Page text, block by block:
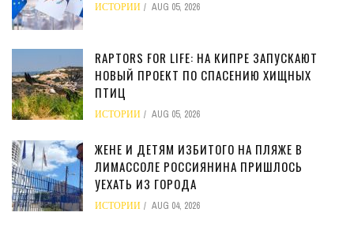
ИСТОРИИ AUG 05, 2026
RAPTORS FOR LIFE: НА КИПРЕ ЗАПУСКАЮТ
НОВЫЙ ПРОЕКТ ПО СПАСЕНИЮ ХИЩНЫХ
ПТИЦ
ИСТОРИИ AUG 05, 2026
ЖЕНЕ И ДЕТЯМ ИЗБИТОГО НА ПЛЯЖЕ В
ЛИМАССОЛЕ РОССИЯНИНА ПРИШЛОСЬ
УЕХАТЬ ИЗ ГОРОДА
ИСТОРИИ AUG 04, 2026